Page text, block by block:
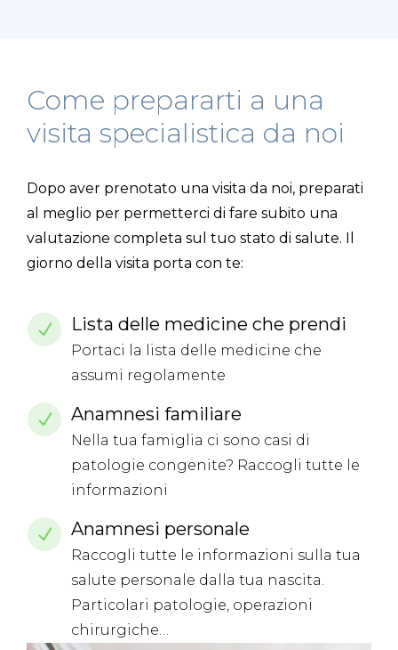
Come prepararti a una
visita specialistica da noi
Dopo aver prenotato una visita da noi, preparati
al meglio per permetterci di fare subito una
valutazione completa sul tuo stato di salute. Il
giorno della visita porta con te:
Lista delle medicine che prendi
Portaci la lista delle medicine che
assumi regolamente
Anamnesi familiare
Nella tua famiglia ci sono casi di
patologie congenite? Raccogli tutte le
informazioni
Anamnesi personale
Raccogli tutte le informazioni sulla tua
salute personale dalla tua nascita.
Particolari patologie, operazioni
chirurgiche…